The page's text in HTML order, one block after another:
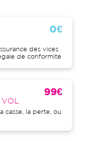
0€
des vices
de conformité
VOL
99€
casse, la perte, ou